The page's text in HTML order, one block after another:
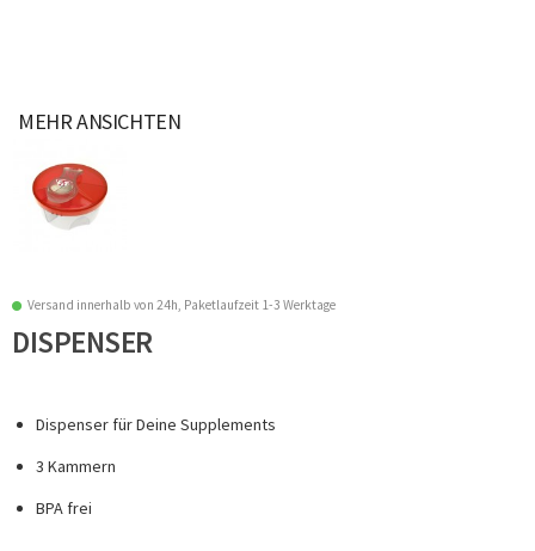
MEHR ANSICHTEN
Versand innerhalb von 24h, Paketlaufzeit 1-3 Werktage
DISPENSER
Dispenser für Deine Supplements
3 Kammern
BPA frei